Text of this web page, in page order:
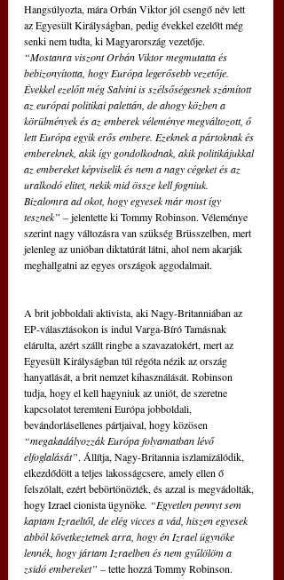
Hangsúlyozta, mára Orbán Viktor jól csengő név lett
az Egyesült Királyságban, pedig évekkel ezelőtt még
senki nem tudta, ki Magyarország vezetője.
“Mostanra viszont Orbán Viktor megmutatta és
bebizonyította, hogy Európa legerősebb vezetője.
Évekkel ezelőtt még Salvini is szélsőségesnek számított
az európai politikai palettán, de ahogy közben a
körülmények és az emberek véleménye megváltozott, ő
lett Európa egyik erős embere. Ezeknek a pártoknak és
embereknek, akik így gondolkodnak, akik politikájukkal
az embereket képviselik és nem a nagy cégeket és az
uralkodó elitet, nekik mid össze kell fogniuk.
Bizalomra ad okot, hogy egyesek már most így
tesznek” – jelentette ki Tommy Robinson. Véleménye
szerint nagy változásra van szükség Brüsszelben, mert
jelenleg az unióban diktatúrát látni, ahol nem akarják
meghallgatni az egyes országok aggodalmait.
A brit jobboldali aktivista, aki Nagy-Britanniában az
EP-választásokon is indul Varga-Bíró Tamásnak
elárulta, azért szállt ringbe a szavazatokért, mert az
Egyesült Királyságban túl régóta nézik az ország
hanyatlását, a brit nemzet kihasználását. Robinson
tudja, hogy el kell hagyniuk az uniót, de szeretne
kapcsolatot teremteni Európa jobboldali,
bevándorlásellenes pártjaival, hogy közösen
“megakadályozzák Európa folyamatban lévő
elfoglalását”. Állítja, Nagy-Britannia iszlamizálódik,
elkezdődött a teljes lakosságcsere, amely ellen ő
felszólalt, ezért bebörtönözték, és azzal is megvádolták,
hogy Izrael cionista ügynöke. “Egyetlen pennyt sem
kaptam Izraeltől, de elég vicces a vád, hiszen egyesek
abból következtetnek arra, hogy én Izrael ügynöke
lennék, hogy jártam Izraelben és nem gyűlölöm a
zsidó embereket” – tette hozzá Tommy Robinson.